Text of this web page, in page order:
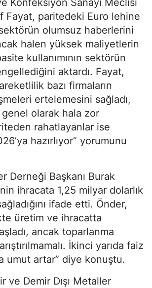
Fayat, paritedeki Euro lehine
olumsuz haberlerini
halen yüksek maliyetlerin
kullanımının sektörün
aktardı. Fayat,
bazı firmaların
ertelemesini sağladı,
olarak hala zor
rahatlayanlar ise
hazırlıyor” yorumunu
Derneği Başkanı Burak
ihracata 1,25 milyar dolarlık
ifade etti. Önder,
üretim ve ihracatta
ancak toparlanma
İkinci yarıda faiz
umut artar” diye konuştu.
ve Demir Dışı Metaller